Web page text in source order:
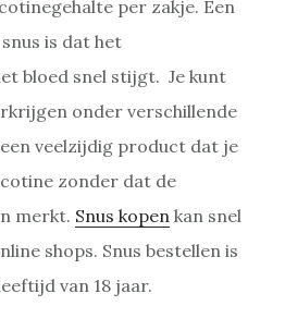
per zakje. Een
is dat het
bloed snel stijgt. Je kunt
onder verschillende
veelzijdig product dat je
zonder dat de
merkt. Snus kopen kan snel
shops. Snus bestellen is
van 18 jaar.